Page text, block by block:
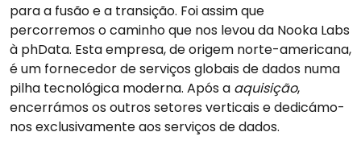
para a fusão e a transição. Foi assim que
percorremos o caminho que nos levou da Nooka Labs
à phData. Esta empresa, de origem norte-americana,
é um fornecedor de serviços globais de dados numa
pilha tecnológica moderna. Após a aquisição,
encerrámos os outros setores verticais e dedicámo-
nos exclusivamente aos serviços de dados.